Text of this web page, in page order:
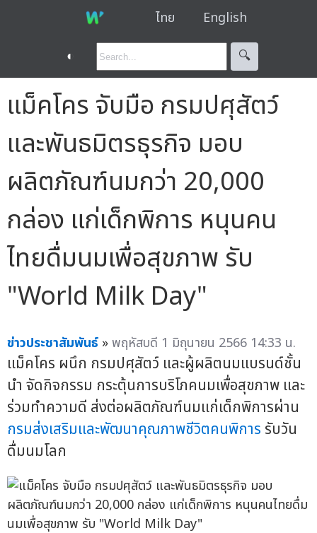
ไทย English
◐ 🔍︎
แม็คโคร จับมือ กรมปศุสัตว์
และพันธมิตรธุรกิจ มอบ
ผลิตภัณฑ์นมกว่า 20,000
กล่อง แก่เด็กพิการ หนุนคน
ไทยดื่มนมเพื่อสุขภาพ รับ
"World Milk Day"
ข่าวประชาสัมพันธ์ »พฤหัสบดี 1 มิถุนายน 2566 14:33 น.
แม็คโคร ผนึก กรมปศุสัตว์ และผู้ผลิตนมแบรนด์ชั้น
นำ จัดกิจกรรม กระตุ้นการบริโภคนมเพื่อสุขภาพ และ
ร่วมทำความดี ส่งต่อผลิตภัณฑ์นมแก่เด็กพิการผ่าน
กรมส่งเสริมและพัฒนาคุณภาพชีวิตคนพิการ รับวัน
ดื่มนมโลก